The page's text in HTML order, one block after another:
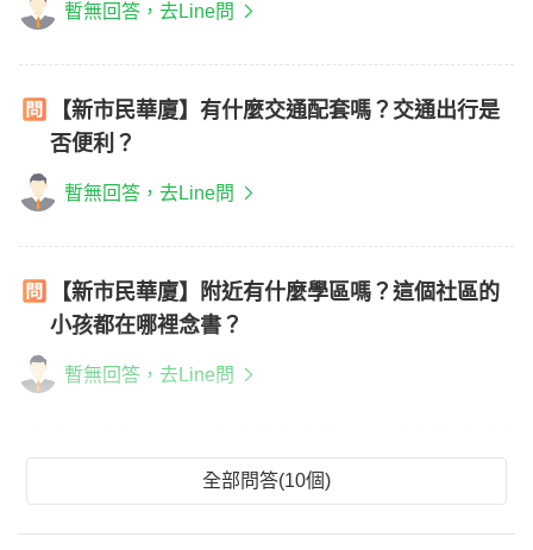
暫無回答，去Line問
【新市民華廈】有什麼交通配套嗎？交通出行是
否便利？
暫無回答，去Line問
【新市民華廈】附近有什麼學區嗎？這個社區的
小孩都在哪裡念書？
暫無回答，去Line問
全部問答(10個)